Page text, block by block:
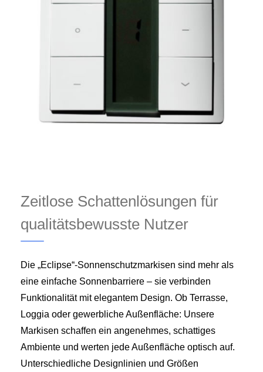
Zeitlose Schattenlösungen für
qualitätsbewusste Nutzer
Die „Eclipse“-Sonnenschutzmarkisen sind mehr als
eine einfache Sonnenbarriere – sie verbinden
Funktionalität mit elegantem Design. Ob Terrasse,
Loggia oder gewerbliche Außenfläche: Unsere
Markisen schaffen ein angenehmes, schattiges
Ambiente und werten jede Außenfläche optisch auf.
Unterschiedliche Designlinien und Größen